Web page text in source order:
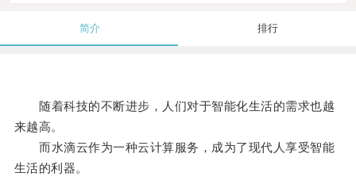
简介 排行
随着科技的不断进步，人们对于智能化生活的需求也越
来越高。
而水滴云作为一种云计算服务，成为了现代人享受智能
生活的利器。